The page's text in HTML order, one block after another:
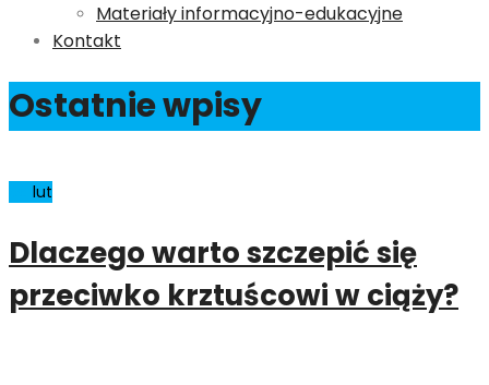
Materiały informacyjno-edukacyjne
Kontakt
Ostatnie wpisy
lut
Dlaczego warto szczepić się
przeciwko krztuścowi w ciąży?